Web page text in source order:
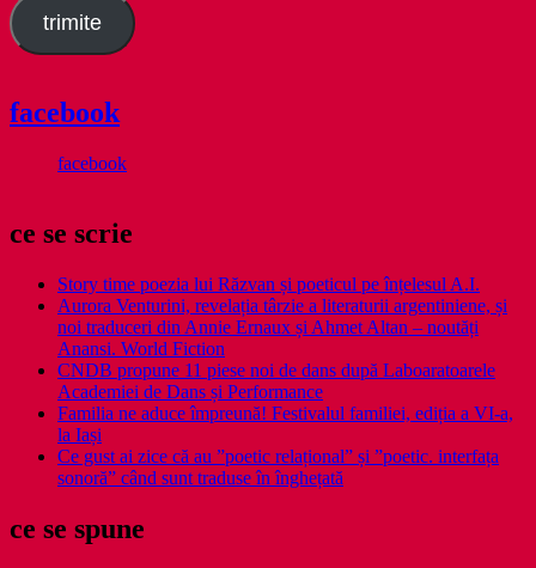
trimite
facebook
facebook
ce se scrie
Story time poezia lui Răzvan și poeticul pe înțelesul A.I.
Aurora Venturini, revelația târzie a literaturii argentiniene, și
noi traduceri din Annie Ernaux și Ahmet Altan – noutăți
Anansi. World Fiction
CNDB propune 11 piese noi de dans după Laboaratoarele
Academiei de Dans și Performance
Familia ne aduce împreună! Festivalul familiei, ediția a VI-a,
la Iași
Ce gust ai zice că au ”poetic relațional” și ”poetic. interfața
sonoră” când sunt traduse în înghețată
ce se spune